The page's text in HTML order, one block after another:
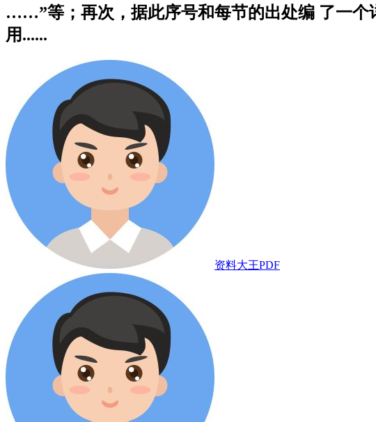
……”等；再次，据此序号和每节的出处编 了一个
用......
资料大王PDF